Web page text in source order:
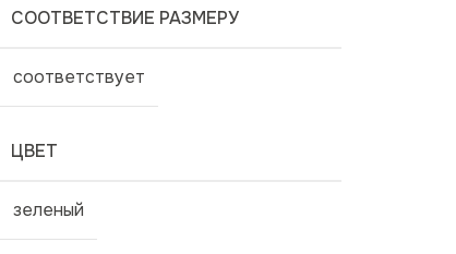
СООТВЕТСТВИЕ РАЗМЕРУ
соответствует
ЦВЕТ
зеленый